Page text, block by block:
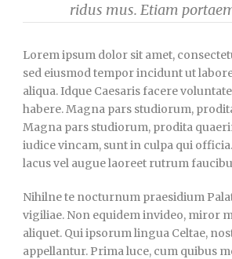
ridus mus. Etiam
Lorem ipsum dolor sit amet,
sed eiusmod tempor incidunt ut
aliqua. Idque Caesaris facere
habere. Magna pars studiorum,
Magna pars studiorum, prodita
iudice vincam, sunt in culpa qui
lacus vel augue laoreet rutrum
Nihilne te nocturnum praesidium
vigiliae. Non equidem invideo, miror
aliquet. Qui ipsorum lingua Celtae,
appellantur. Prima luce, cum quibus